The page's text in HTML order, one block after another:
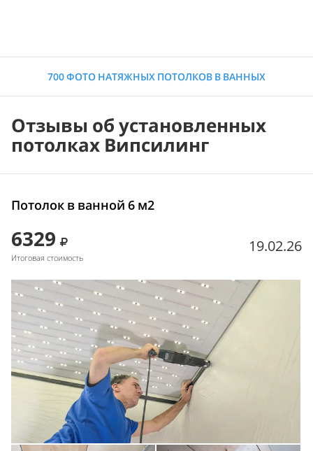
700 ФОТО НАТЯЖНЫХ ПОТОЛКОВ В ВАННЫХ
Отзывы об установленных
потолках Випсилинг
Потолок в ванной 6 м2
6329
Итоговая стоимость
19.02.26